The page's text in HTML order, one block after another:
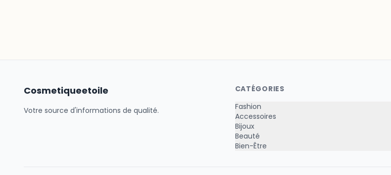
Cosmetiqueetoile
Votre source d'informations de qualité.
CATÉGORIES
Fashion
Accessoires
Bijoux
Beauté
Bien-Être